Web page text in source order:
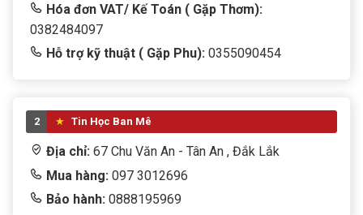
Hóa đơn VAT/ Kế Toán ( Gặp Thơm):
0382484097
Hỗ trợ kỹ thuật ( Gặp Phu): 0355090454
2 Tin Học Ban Mê
Địa chỉ: 67 Chu Văn An - Tân An , Đắk Lắk
Mua hàng: 097 3012696
Bảo hành: 0888195969